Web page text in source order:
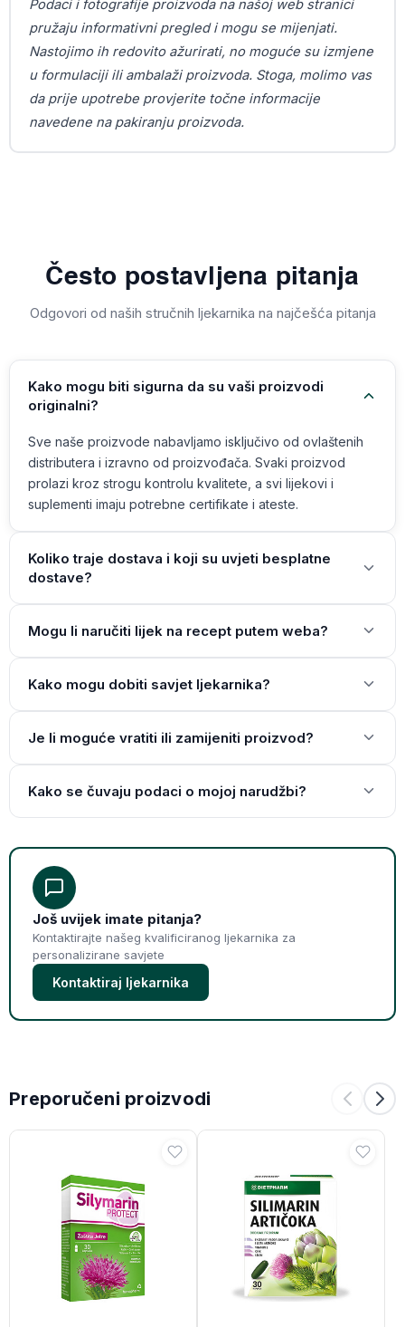
Podaci i fotografije proizvoda na našoj web stranici
pružaju informativni pregled i mogu se mijenjati.
Nastojimo ih redovito ažurirati, no moguće su izmjene
u formulaciji ili ambalaži proizvoda. Stoga, molimo vas
da prije upotrebe provjerite točne informacije
navedene na pakiranju proizvoda.
Često postavljena pitanja
Odgovori od naših stručnih ljekarnika na najčešća pitanja
Kako mogu biti sigurna da su vaši proizvodi
originalni?
Sve naše proizvode nabavljamo isključivo od ovlaštenih
distributera i izravno od proizvođača. Svaki proizvod
prolazi kroz strogu kontrolu kvalitete, a svi lijekovi i
suplementi imaju potrebne certifikate i ateste.
Koliko traje dostava i koji su uvjeti besplatne
dostave?
Mogu li naručiti lijek na recept putem weba?
Kako mogu dobiti savjet ljekarnika?
Je li moguće vratiti ili zamijeniti proizvod?
Kako se čuvaju podaci o mojoj narudžbi?
Još uvijek imate pitanja?
Kontaktirajte našeg kvalificiranog ljekarnika za
personalizirane savjete
Kontaktiraj ljekarnika
Preporučeni proizvodi